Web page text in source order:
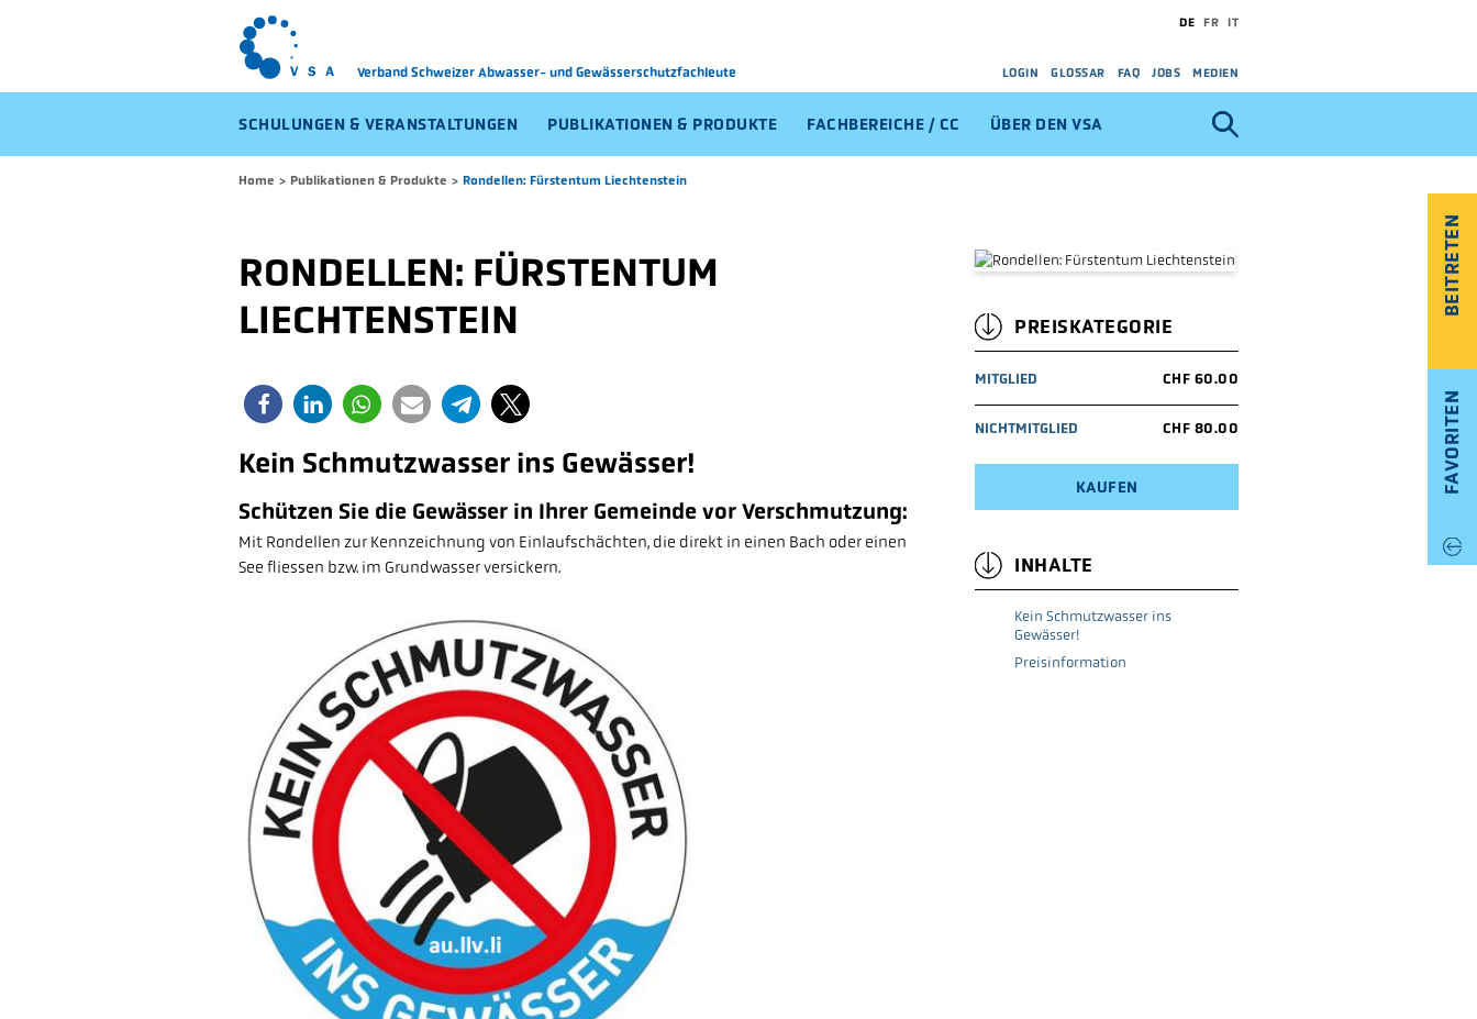
Verband Schweizer Abwasser-und Gewässerschutzfachleute
DE FR IT
LOGIN GLOSSAR FAQ JOBS MEDIEN
SCHULUNGEN & VERANSTALTUNGEN PUBLIKATIONEN & PRODUKTE FACHBEREICHE / CC ÜBER DEN VSA
BEITRETEN
FAVORITEN
Home > Publikationen & Produkte > Rondellen: Fürstentum Liechtenstein
RONDELLEN: FÜRSTENTUM
LIECHTENSTEIN
Kein Schmutzwasser ins Gewässer!
Schützen Sie die Gewässer in Ihrer Gemeinde vor Verschmutzung:
Mit Rondellen zur Kennzeichnung von Einlaufschächten, die direkt in einen Bach oder einen
See fliessen bzw. im Grundwasser versickern.
PREISKATEGORIE
MITGLIED CHF 60.00
NICHTMITGLIED CHF 80.00
KAUFEN
INHALTE
Kein Schmutzwasser ins
Gewässer!
Preisinformation